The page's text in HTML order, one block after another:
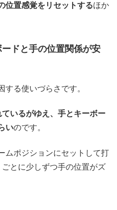
位置感覚をリセットするほか
ードと手の位置関係が安
する使いづらさです。
いるがゆえ、手とキーボー
いのです。
ムポジションにセットして打
とに少しずつ手の位置がズ